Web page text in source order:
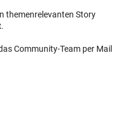
themenrelevanten Story
.
Community-Team per Mail